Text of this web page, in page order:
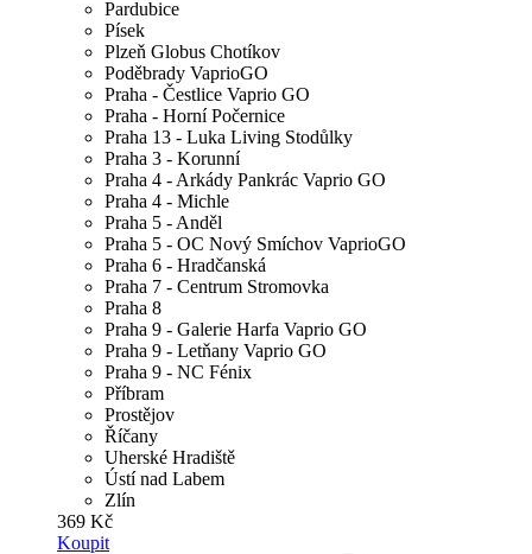
Pardubice
Písek
Plzeň Globus Chotíkov
Poděbrady VaprioGO
Praha - Čestlice Vaprio GO
Praha - Horní Počernice
Praha 13 - Luka Living Stodůlky
Praha 3 - Korunní
Praha 4 - Arkády Pankrác Vaprio GO
Praha 4 - Michle
Praha 5 - Anděl
Praha 5 - OC Nový Smíchov VaprioGO
Praha 6 - Hradčanská
Praha 7 - Centrum Stromovka
Praha 8
Praha 9 - Galerie Harfa Vaprio GO
Praha 9 - Letňany Vaprio GO
Praha 9 - NC Fénix
Příbram
Prostějov
Říčany
Uherské Hradiště
Ústí nad Labem
Zlín
369 Kč
Koupit